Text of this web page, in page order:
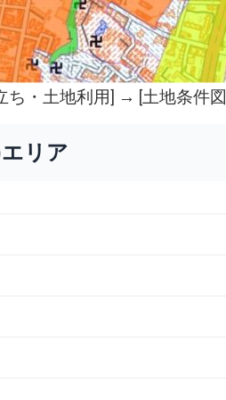
ち・土地利用] → [土地条件
リア